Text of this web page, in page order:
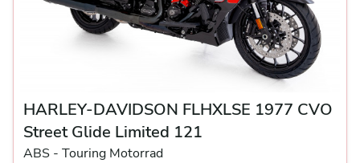
HARLEY-DAVIDSON FLHXLSE 1977 CVO
Street Glide Limited 121
ABS - Touring Motorrad